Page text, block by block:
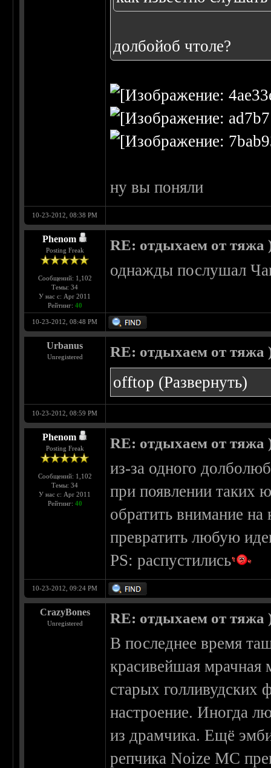
долбойоб чтоле?
ну вы поняли
10-23-2012, 08:38 PM
Phenom
Posting Freak
Сообщений: 1,102
Темы: 34
У нас с: Apr 2011
Рейтинг: 40
RE: отдыхаем от тяжа
однажды послушал
10-23-2012, 08:48 PM
Urbanus
Unregistered RE: отдыхаем от тяжа
offtop (Развернуть)
10-23-2012, 08:59 PM
Phenom
Posting Freak
Сообщений: 1,102
Темы: 34
У нас с: Apr 2011
Рейтинг: 40
RE: отдыхаем от тяжа
из-за одного
при появлении таких
обратить внимание
превратить любую
PS: распустились
10-23-2012, 09:24 PM
CrazyBones
Unregistered RE: отдыхаем от тяжа
В последнее время
красивейшая мрачная
старых голливудских
настроение. Иногда
из драмчика. Ещё
репчика Noize MC